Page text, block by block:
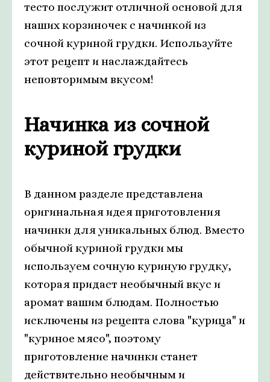
тесто послужит отличной основой для
наших корзиночек с начинкой из
сочной куриной грудки. Используйте
этот рецепт и наслаждайтесь
неповторимым вкусом!
Начинка из сочной
куриной грудки
В данном разделе представлена
оригинальная идея приготовления
начинки для уникальных блюд. Вместо
обычной куриной грудки мы
используем сочную куриную грудку,
которая придаст необычный вкус и
аромат вашим блюдам. Полностью
исключены из рецепта слова "курица" и
"куриное мясо", поэтому
приготовление начинки станет
действительно необычным и